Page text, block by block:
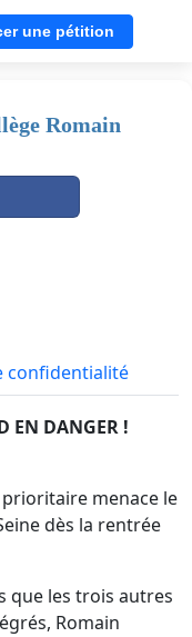
une pétition
Romain
confidentialité
EN DANGER !
menace le
dès la rentrée
que les trois autres
Romain